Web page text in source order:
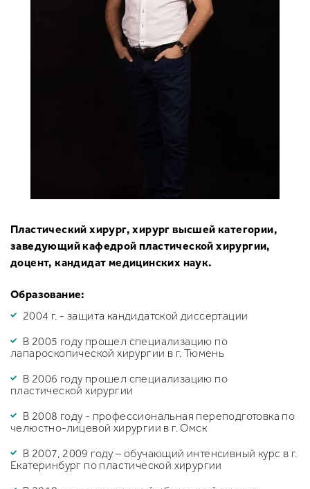
Увеличение груди под железу
Увеличение груди под мышцу
Рубцы после увелечения груди
Вертикальная подтяжка груди
Якорная подтяжка груди
Повторная маммопластика
Поиск хирурга/клиники
Пластический хирург, хирург высшей категории,
заведующий кафедрой пластической хирургии,
доцент, кандидат медицинских наук.
Образование:
2004 г. - защита кандидатской диссертации
В 2005 году прошел специализацию по
лапароскопической хирургии в г. Тюмень
В 2006 году прошел специализацию по
пластической хирургии
В 2008 году - профессиональная переподготовка по
челюстно-лицевой хирургии в г. Омск
В 2007, 2009 году – обучающий интенсивный курс в г.
Екатеринбург по пластической хирургии